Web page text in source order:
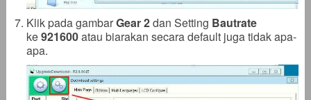
Klik pada gambarGear 2dan Setting Bautrate
ke921600atau biarakan secara default juga tidak apa-
apa.